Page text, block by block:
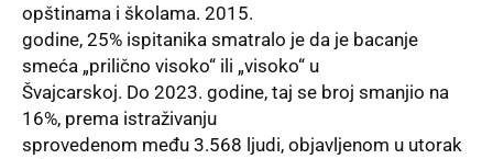
opštinama i školama. 2015.
godine, 25% ispitanika smatralo je da je bacanje
smeća „prilično visoko“ ili „visoko“ u
Švajcarskoj. Do 2023. godine, taj se broj smanjio na
16%, prema istraživanju
sprovedenom među 3.568 ljudi, objavljenom u utorak